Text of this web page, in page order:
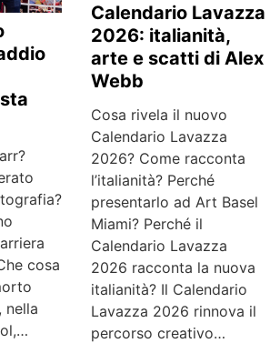
cosa
nella
Calendario Lavazza
2026: italianità,
arte e scatti di Alex
Webb
Cosa rivela il nuovo
Calendario Lavazza
2026? Come racconta
l’italianità? Perché
presentarlo ad Art Basel
Miami? Perché il
Calendario Lavazza
2026 racconta la nuova
italianità? Il Calendario
Lavazza 2026 rinnova il
percorso creativo…